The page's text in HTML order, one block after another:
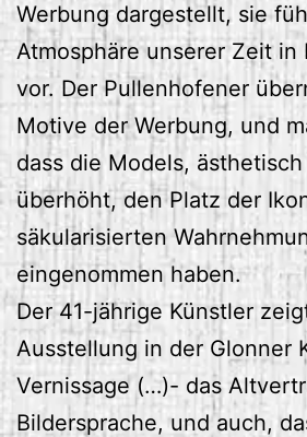
Werbung dargestellt, sie
Atmosphäre unserer Zeit in
vor. Der Pullenhofener
Motive der Werbung, und
dass die Models,
überhöht, den Platz der
säkularisierten
eingenommen haben.
Der 41-jährige Künstler
Ausstellung in der Glonner
Vernissage (…)- das
Bildersprache, und auch,